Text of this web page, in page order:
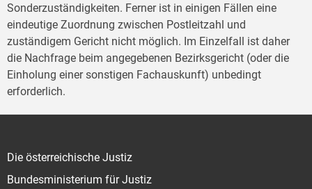
Sonderzuständigkeiten. Ferner ist in einigen Fällen eine
eindeutige Zuordnung zwischen Postleitzahl und
zuständigem Gericht nicht möglich. Im Einzelfall ist daher
die Nachfrage beim angegebenen Bezirksgericht (oder die
Einholung einer sonstigen Fachauskunft) unbedingt
erforderlich.
Die österreichische Justiz
Bundesministerium für Justiz